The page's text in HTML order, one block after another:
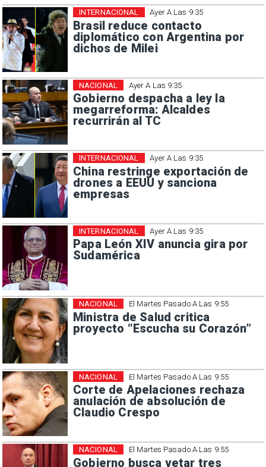
Ayer A Las 9:35
Brasil reduce contacto
diplomático con Argentina por
dichos de Milei
INTERNACIONAL
Ayer A Las 9:35
Gobierno despacha a ley la
megarreforma: Alcaldes
recurrirán al TC
NACIONAL
Ayer A Las 9:35
China restringe exportación de
drones a EEUU y sanciona
empresas
INTERNACIONAL
Ayer A Las 9:35
Papa León XIV anuncia gira por
Sudamérica
INTERNACIONAL
El Martes Pasado A Las 9:55
Ministra de Salud critica
proyecto “Escucha su Corazón”
NACIONAL
El Martes Pasado A Las 9:55
Corte de Apelaciones rechaza
anulación de absolución de
Claudio Crespo
NACIONAL
El Martes Pasado A Las 9:55
Gobierno busca vetar tres
NACIONAL